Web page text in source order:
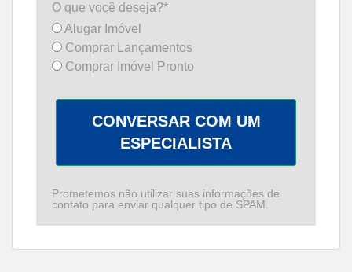
O que você deseja?*
Alugar Imóvel
Comprar Lançamentos
Comprar Imóvel Pronto
CONVERSAR COM UM
ESPECIALISTA
Prometemos não utilizar suas informações de
contato para enviar qualquer tipo de SPAM.